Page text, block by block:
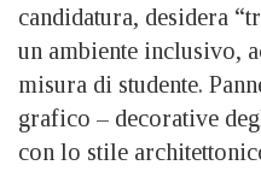
candidatura, desidera
un ambiente inclusivo,
misura di studente.
grafico – decorative
con lo stile